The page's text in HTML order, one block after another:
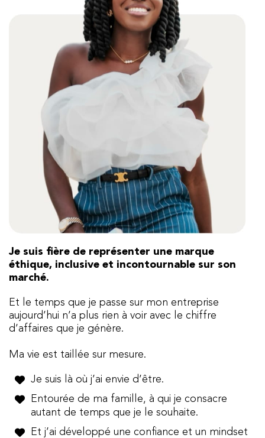
Je suis fière de représenter une marque
éthique, inclusive et incontournable sur son
marché.
Et le temps que je passe sur mon entreprise
aujourd’hui n’a plus rien à voir avec le chiffre
d’affaires que je génère.
Ma vie est taillée sur mesure.
Je suis là où j’ai envie d’être.
Entourée de ma famille, à qui je consacre
autant de temps que je le souhaite.
Et j’ai développé une confiance et un mindset